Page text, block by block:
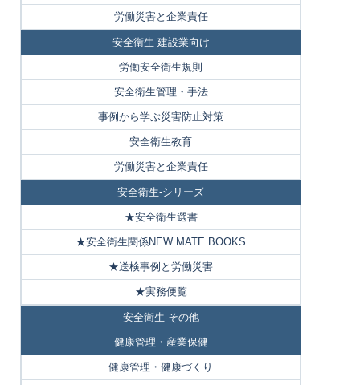
労働災害と企業責任
安全衛生-建設業向け
労働安全衛生規則
安全衛生管理・手法
事例から学ぶ災害防止対策
安全衛生教育
労働災害と企業責任
安全衛生-シリーズ
★安全衛生選書
★安全衛生関係NEW MATE BOOKS
★送検事例と労働災害
★実務便覧
安全衛生-その他
健康管理・産業保健
健康管理・健康づくり